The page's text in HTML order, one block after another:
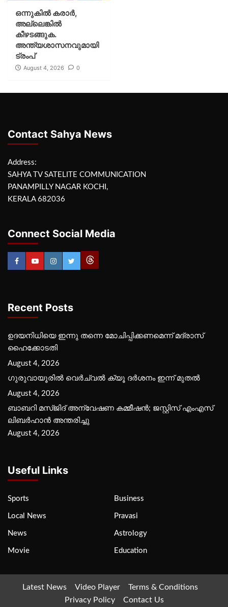
ഒന്നുകില്‍ കരാര്‍,
അല്ലെങ്കില്‍
കീഴടങ്ങുക.
അന്ത്യശാസനവുമായി
ട്രംപ്
August 4, 2026 0
Contact Sahya News
Address:
SAHYA TV SATELITE COMMUNICATION
PANAMPILLY NAGAR KOCHI,
KERALA 682036
Connect Social Media
Recent Posts
ഉദയനിധിയെ ഇന്നു തന്നെ മോചിപ്പിക്കണമെന്ന് മദ്രാസ്
ഹൈക്കോടതി
August 4, 2026
ഗുരുവായൂരില്‍ വെര്‍ച്വല്‍ ക്യൂ ദര്‍ശനം ഇന്ന് മുതല്‍
August 4, 2026
ബാബറി മസ്ജിദ് അന്വേഷണ കമ്മീഷന്‍; ജസ്റ്റിസ് എംഎസ്
ലിബര്‍ഹാന്‍ അന്തരിച്ചു
August 4, 2026
Useful Links
Sports Business
Local News Pravasi
News Astrology
Movie Education
Latest News Video Player
Terms & Conditions
Privacy Policy
Contact Us